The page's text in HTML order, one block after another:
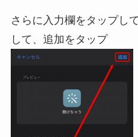
さらに入力欄をタップし
して、追加をタップ